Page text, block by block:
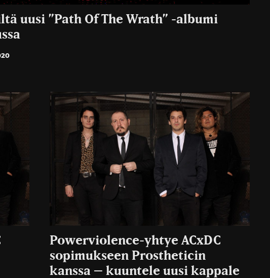
uusi ”Path Of The Wrath” -albumi
Powerviolence-yhtye ACxDC
sopimukseen Prostheticin
kanssa – kuuntele uusi kappale